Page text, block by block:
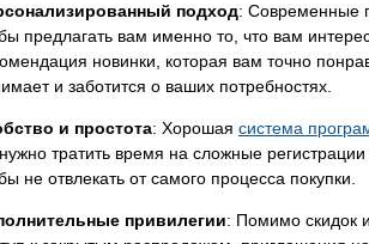
подход: Современные
предлагать вам именно то, что вам
новинки, которая вам точно
и заботится о ваших потребностях.
и простота: Хорошая система
тратить время на сложные
не отвлекать от самого процесса покупки.
привилегии: Помимо скидок